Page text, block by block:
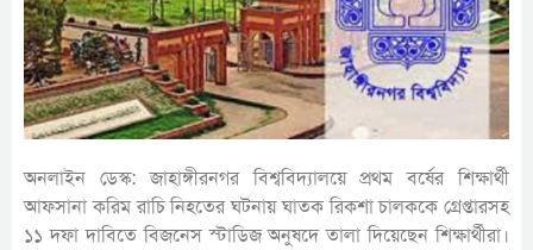
অনলাইন ডেস্ক: জাহাঙ্গীরনগর বিশ্ববিদ্যালয়ে প্রথম বর্ষের শিক্ষার্থী
আফসানা করিম রাচি নিহতের ঘটনায় ঘাতক রিকশা চালককে গ্রেপ্তারসহ
১১ দফা দাবিতে বিজনেস স্টাডিজ অনুষদে তালা দিয়েছেন শিক্ষার্থীরা।